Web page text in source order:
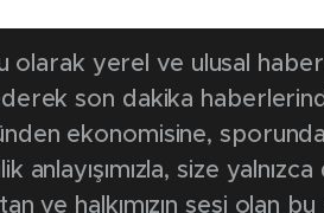
olarak yerel ve ulusal
son dakika
ekonomisine,
size
ve halkımızın sesi olan